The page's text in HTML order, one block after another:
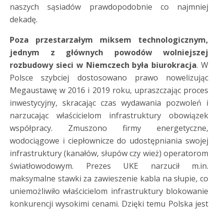
naszych sąsiadów prawdopodobnie co najmniej
dekadę.
Poza przestarzałym miksem technologicznym,
jednym z głównych powodów wolniejszej
rozbudowy sieci w Niemczech była biurokracja. W
Polsce szybciej dostosowano prawo nowelizując
Megaustawę w 2016 i 2019 roku, upraszczając proces
inwestycyjny, skracając czas wydawania pozwoleń i
narzucając właścicielom infrastruktury obowiązek
współpracy. Zmuszono firmy energetyczne,
wodociągowe i ciepłownicze do udostępniania swojej
infrastruktury (kanałów, słupów czy wież) operatorom
światłowodowym. Prezes UKE narzucił m.in.
maksymalne stawki za zawieszenie kabla na słupie, co
uniemożliwiło właścicielom infrastruktury blokowanie
konkurencji wysokimi cenami. Dzięki temu Polska jest